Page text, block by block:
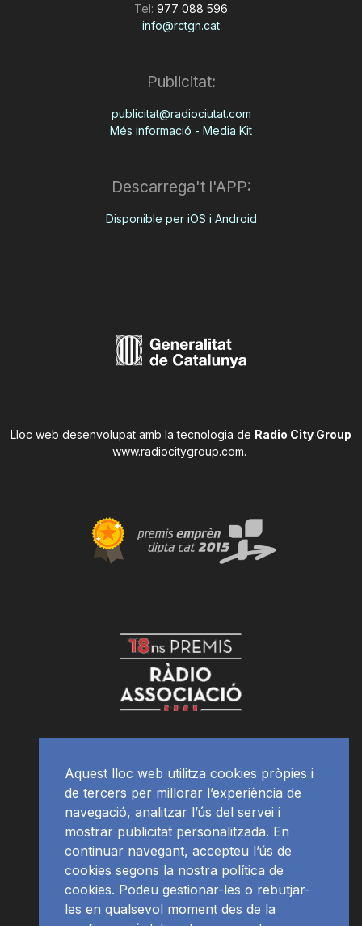
Tel: 977 088 596
info@rctgn.cat
Publicitat:
publicitat@radiociutat.com
Més informació - Media Kit
Descarrega't l'APP:
Disponible per iOS i Android
Lloc web desenvolupat amb la tecnologia de Radio City Group
www.radiocitygroup.com.
Aquest lloc web utilitza cookies pròpies i
de tercers per millorar l’experiència de
navegació, analitzar l’ús del servei i
mostrar publicitat personalitzada. En
continuar navegant, accepteu l’ús de
cookies segons la nostra política de
cookies. Podeu gestionar-les o rebutjar-
les en qualsevol moment des de la